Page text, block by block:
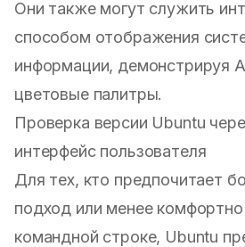
Они также могут служить
способом отображения
информации, демонстрируя
цветовые палитры.
Проверка версии Ubuntu
интерфейс пользователя
Для тех, кто предпочитает
подход или менее комфортно
командной строке, Ubuntu